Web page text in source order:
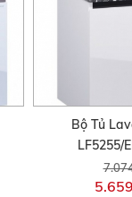
Bộ Tủ
LF5255/